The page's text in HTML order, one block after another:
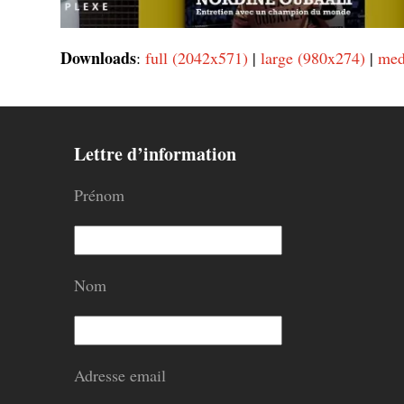
Downloads:full (2042x571) |large (980x274) |
Lettre d’information
Prénom
Nom
Adresse email